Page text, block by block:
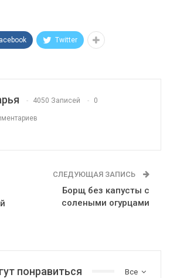
Twitter
4050 Записей 0
СЛЕДУЮЩАЯ ЗАПИСЬ
Борщ без капусты с
солеными огурцами
Все
понравиться